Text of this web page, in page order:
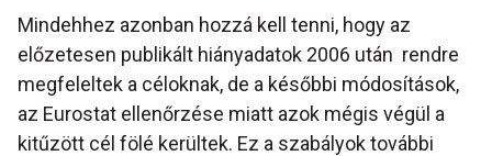
Mindehhez azonban hozzá kell tenni, hogy az
előzetesen publikált hiányadatok 2006 után rendre
megfeleltek a céloknak, de a későbbi módosítások,
az Eurostat ellenőrzése miatt azok mégis végül a
kitűzött cél fölé kerültek. Ez a szabályok további